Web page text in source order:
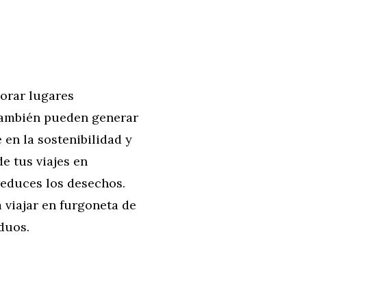
lugares
pueden generar
en la sostenibilidad y
tus viajes en
los desechos.
en furgoneta de